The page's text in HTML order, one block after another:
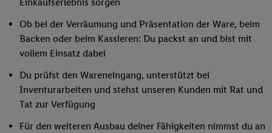
Ob bei der Verräumung und Präsentation der Ware, beim
Backen oder beim Kassieren: Du packst an und bist mit
vollem Einsatz dabei
Du prüfst den Wareneingang, unterstützt bei
Inventurarbeiten und stehst unseren Kunden mit Rat und
Tat zur Verfügung
Für den weiteren Ausbau deiner Fähigkeiten nimmst du an